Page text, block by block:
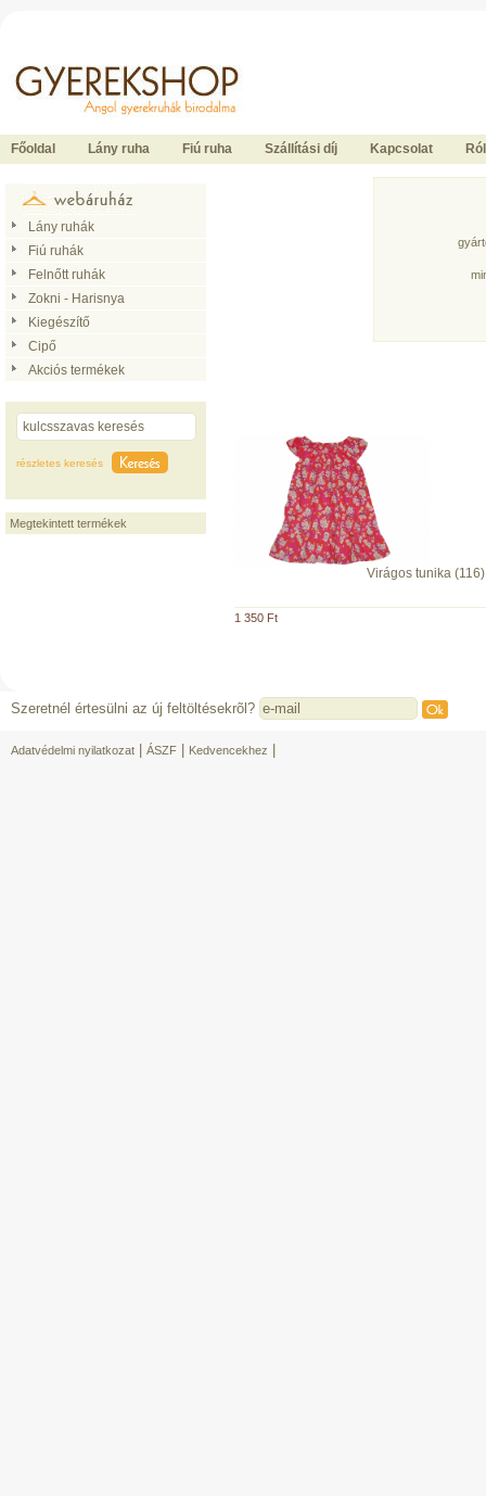
Főoldal Lány ruha Fiú ruha Szállítási díj Kapcsolat
Lány ruhák
Fiú ruhák
Felnőtt ruhák
Zokni - Harisnya
Kiegészítő
Cipő
Akciós termékek
részletes keresés
Megtekintett termékek
Virágos tunika (116)
1 350 Ft
Szeretnél értesülni az új feltöltésekrõl?
Adatvédelmi nyilatkozat ÁSZF Kedvencekhez